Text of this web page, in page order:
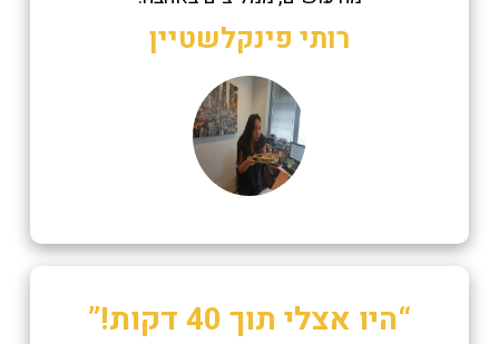
רותי פינקלשטיין
“היו אצלי תוך 40 דקות!”